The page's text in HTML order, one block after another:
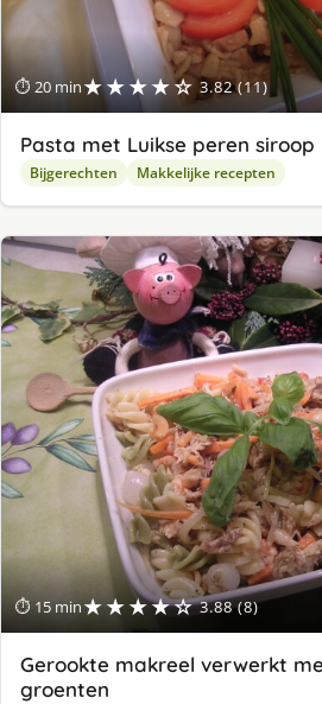
⏱ 20 min★★★★☆ 3.82 (11)
Pasta met Luikse peren siroop
Bijgerechten Makkelijke recepten
⏱ 15 min★★★★☆ 3.88 (8)
Gerookte makreel verwerkt
groenten